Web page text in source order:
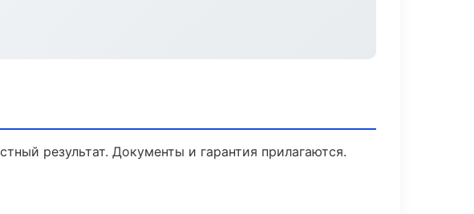
результат. Документы и гарантия прилагаются.